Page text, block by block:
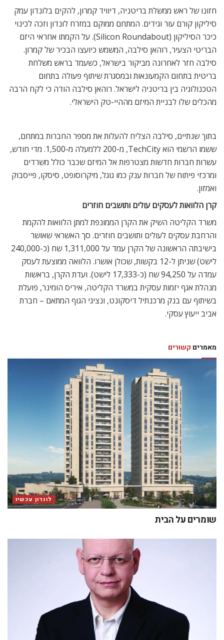
חזונו של ראש ממשלת בריטניה, דיוויד קמרון, להקים בלונדון עמק
סיליקון קורם עור וגידים. המתחם ממוקם במזרח לונדון וזכה לכינוי
כיכר הסיליקון (Silicon Roundabout). על הקמתו אחראי היזם
הבריטי הצעיר, רוהאן סילבה, המשמש כיועצו הבכיר של קמרון.
סילבה חזר לאחרונה מביקור בישראל, כשעמד בראש משלחת
בריטית בתחום הקמעונאות ובמסגרת שיתוף פעולה בתחום
הטכנולוגיה בין בריטניה לישראל. רוהאן סילבה הודה כי לקח הרבה
מהכלים שלו לבניית המיזם מההיי-טק הישראלי.
בתוך שנתיים, סילבה הצליח להעלות את מספר החברות במתחם,
ששמו הרשמי הוא TechCity, מ-200 ללמעלה מ-1,500. מדי חודש,
עשרות חברות חדשות מצטרפות אל המיזם שכבר כולל משרדים
ומרכזי פיתוח של חברות ענק כמו גוגל, מיקרוסופט, סיסקו, פייסבוק
ואמזון.
קרן הלוואות לעסקים עולים ותושבים חוזרים
משרד הקליטה השיק את הקרן הממונפת למתן הלוואות להקמת
והרחבת עסקים לעולים ותושבים חוזרים. סך האשראי שאושר
בישיבתה הראשונה של הקרן עמד על 1,311,000 שח (כ-240,000
לישט) שניתן ל-12 בקשות, שכולן אושרו. הלוואה ממוצעת לעסק
עמדה על 94,250 שח (כ-17,333 לישט). ועדת הקרן, בראשות
מנהלת אגף יזמות עסקית במשרד הקליטה, איריס הומינר, פועלת
בשיתוף עם בנק מרכנתיל דיסקונט, ונציגי הגוף המתאם – חברת
אביב ייעוץ עסקי.
מאמרים קשורים
לונדון עכשיו
שומרים על הבית